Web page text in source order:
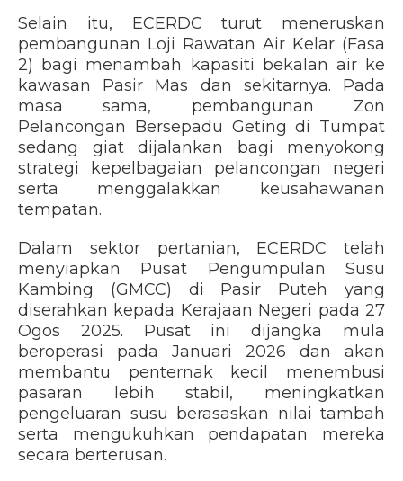
Selain itu, ECERDC turut meneruskan
pembangunan Loji Rawatan Air Kelar (Fasa
2) bagi menambah kapasiti bekalan air ke
kawasan Pasir Mas dan sekitarnya. Pada
masa sama, pembangunan Zon
Pelancongan Bersepadu Geting di Tumpat
sedang giat dijalankan bagi menyokong
strategi kepelbagaian pelancongan negeri
serta menggalakkan keusahawanan
tempatan.
Dalam sektor pertanian, ECERDC telah
menyiapkan Pusat Pengumpulan Susu
Kambing (GMCC) di Pasir Puteh yang
diserahkan kepada Kerajaan Negeri pada 27
Ogos 2025. Pusat ini dijangka mula
beroperasi pada Januari 2026 dan akan
membantu penternak kecil menembusi
pasaran lebih stabil, meningkatkan
pengeluaran susu berasaskan nilai tambah
serta mengukuhkan pendapatan mereka
secara berterusan.